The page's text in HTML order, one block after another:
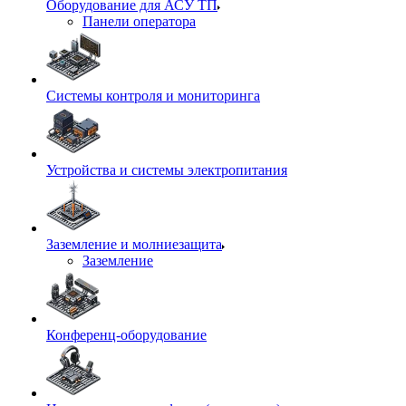
Оборудование для АСУ ТП
Панели оператора
Системы контроля и мониторинга
Устройства и системы электропитания
Заземление и молниезащита
Заземление
Конференц-оборудование